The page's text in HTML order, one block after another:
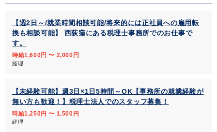
【週2日～/就業時間相談可能/将来的には正社員への雇用転
換も相談可能】 西荻窪にある税理士事務所でのお仕事で
す。
時給1,600円 〜 2,000円
経理
【未経験可能】週3日×1日5時間～OK【事務所の就業経験が
無い方も歓迎！】税理士法人でのスタッフ募集！
時給1,250円 〜 1,500円
経理